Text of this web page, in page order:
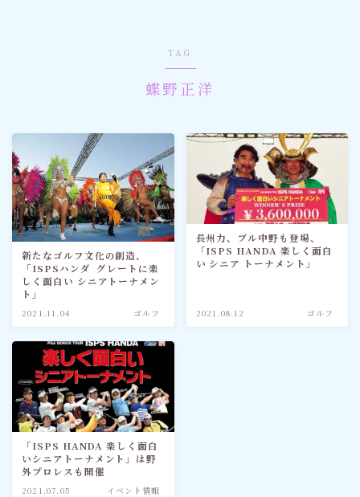
ワールドメイト
神道・宗教
社会情勢
おすすめ記事
TAG
蝶野正洋
新たなゴルフ文化の創造、
「ISPSハンダ グレートに楽
しく面白い シニアトーナメン
ト」
2021.11.04 ゴルフ
長州力、ブル中野も登場、
「ISPS HANDA 楽しく面白
い シニア トーナメント」
2021.08.12 ゴルフ
「ISPS HANDA 楽しく面白
いシニアトーナメント」は野
外プロレスも開催
2021.07.05 イベント情報